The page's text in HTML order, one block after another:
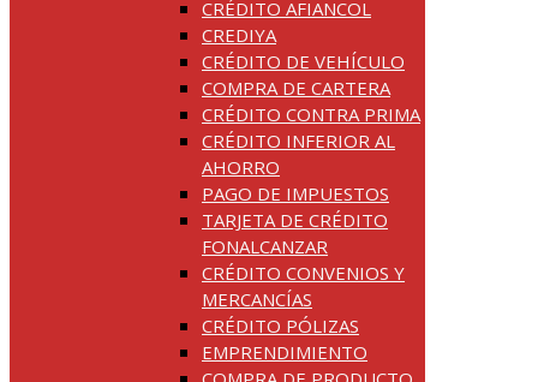
CRÉDITO AFIANCOL
CREDIYA
CRÉDITO DE VEHÍCULO
COMPRA DE CARTERA
CRÉDITO CONTRA PRIMA
CRÉDITO INFERIOR AL
AHORRO
PAGO DE IMPUESTOS
TARJETA DE CRÉDITO
FONALCANZAR
CRÉDITO CONVENIOS Y
MERCANCÍAS
CRÉDITO PÓLIZAS
EMPRENDIMIENTO